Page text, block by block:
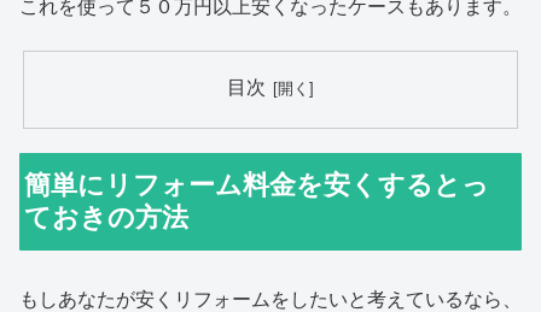
これを使って５０万円以上安くなったケースもあります。
目次
簡単にリフォーム料金を安くするとっ
ておきの方法
もしあなたが安くリフォームをしたいと考えているなら、